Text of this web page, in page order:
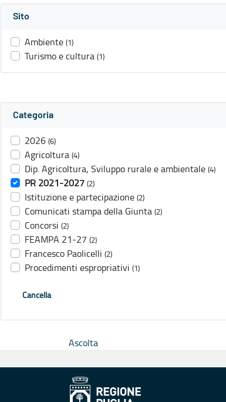
Sito
Ambiente (1)
Turismo e cultura (1)
Categoria
2026 (6)
Agricoltura (4)
Dip. Agricoltura, Sviluppo rurale e ambientale (4)
PR 2021-2027 (2)
Istituzione e partecipazione (2)
Comunicati stampa della Giunta (2)
Concorsi (2)
FEAMPA 21-27 (2)
Francesco Paolicelli (2)
Procedimenti espropriativi (1)
Cancella
Ascolta